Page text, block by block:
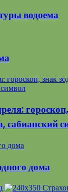
водоема
гороскоп, знак
сабианский
дома
дома